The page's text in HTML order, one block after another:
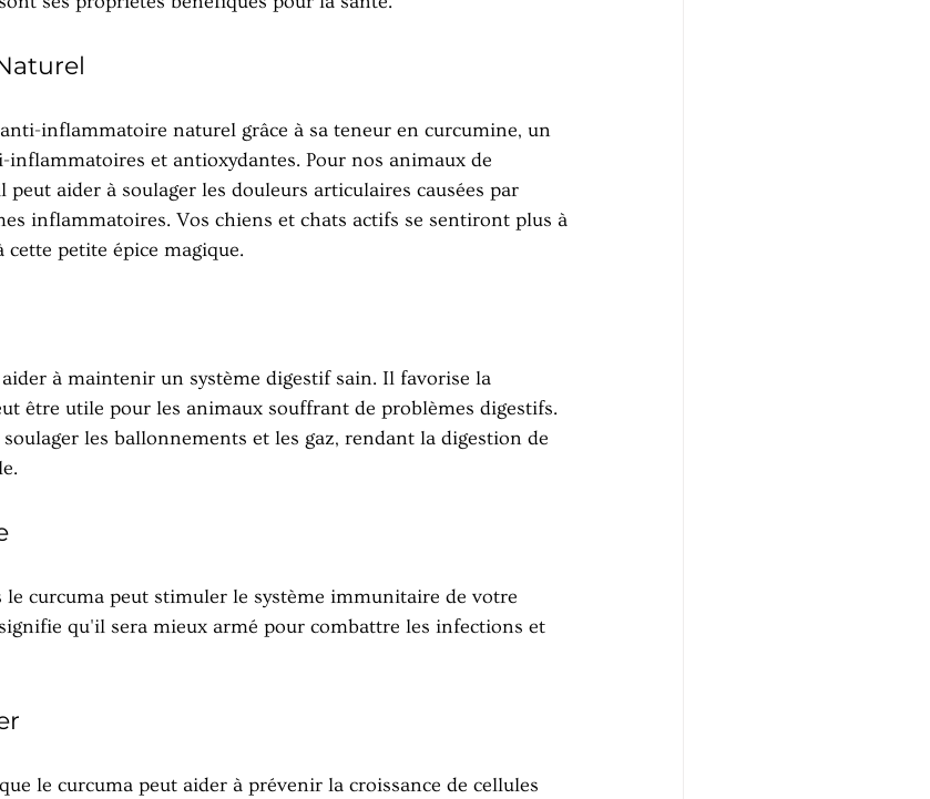
inflammatoire naturel grâce à sa teneur en curcumine, un
inflammatoires et antioxydantes. Pour nos animaux de
aider à soulager les douleurs articulaires causées par
inflammatoires. Vos chiens et chats actifs se sentiront plus à
petite épice magique.
à maintenir un système digestif sain. Il favorise la
être utile pour les animaux souffrant de problèmes digestifs.
les ballonnements et les gaz, rendant la digestion de
le curcuma peut stimuler le système immunitaire de votre
qu'il sera mieux armé pour combattre les infections et
le curcuma peut aider à prévenir la croissance de cellules